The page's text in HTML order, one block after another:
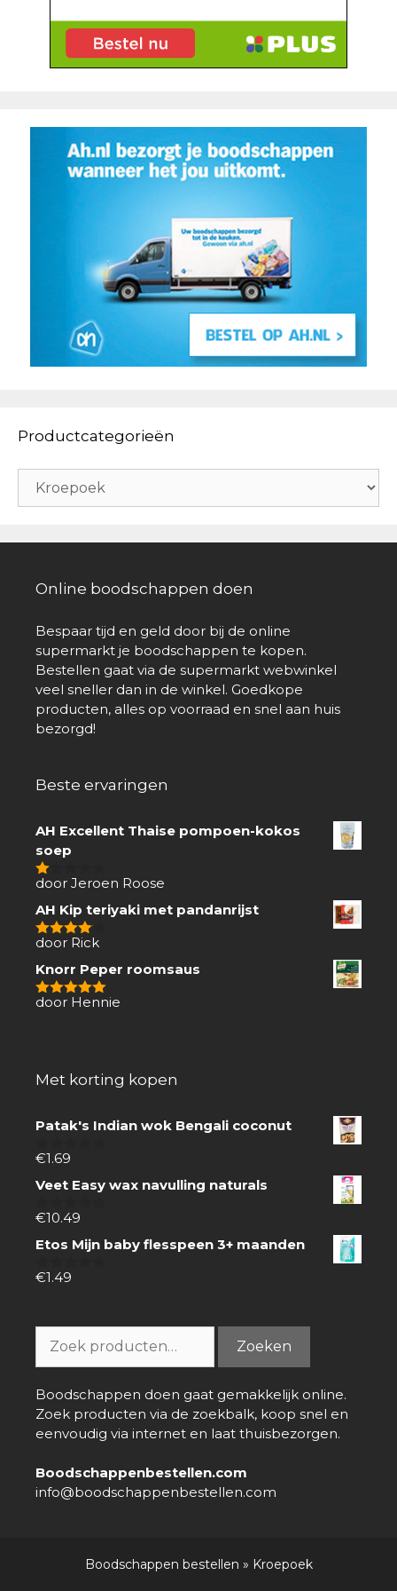
Productcategorieën
Online boodschappen doen
Bespaar tijd en geld door bij de online
supermarkt je boodschappen te kopen.
Bestellen gaat via de supermarkt webwinkel
veel sneller dan in de winkel. Goedkope
producten, alles op voorraad en snel aan huis
bezorgd!
Beste ervaringen
AH Excellent Thaise pompoen-kokos
soep
1
5
door Jeroen Roose
AH Kip teriyaki met pandanrijst
4van 5
door Rick
Knorr Peper roomsaus
5van 5
door Hennie
Met korting kopen
Patak's Indian wok Bengali coconut
0
5
€1.69
Veet Easy wax navulling naturals
0
5
€10.49
Etos Mijn baby flesspeen 3+ maanden
0
€1.49
naar:
Zoeken
Boodschappen doen gaat gemakkelijk online.
Zoek producten via de zoekbalk, koop snel en
eenvoudig via internet en laat thuisbezorgen.
Boodschappenbestellen.com
info@boodschappenbestellen.com
Boodschappen bestellen » Kroepoek